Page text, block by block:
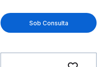
Sob Consulta